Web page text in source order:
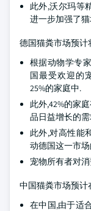
此外,沃尔玛等
进一步加强了猫
德国猫粪市场预计
根据动物学专
国最受欢迎的
25%的家庭中.
此外,42%的家
品日益增长的需
此外,对高性能
动德国这一市场
宠物所有者对
中国猫粪市场预计
在中国,由于适